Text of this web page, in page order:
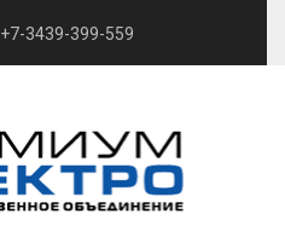
+7-3439-399-559